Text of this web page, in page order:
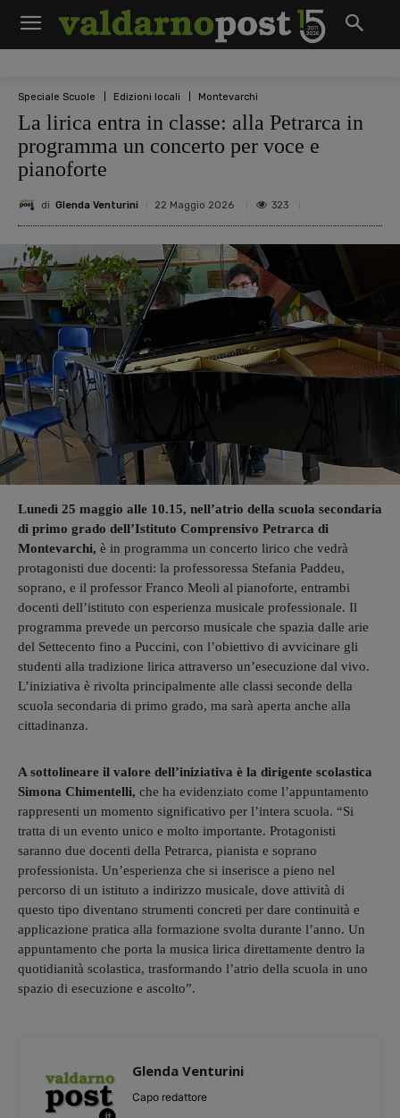
Speciale Scuole Edizioni locali Montevarchi
La lirica entra in classe: alla Petrarca in
programma un concerto per voce e
pianoforte
di Glenda Venturini 22 Maggio 2026 323
Lunedì 25 maggio alle 10.15, nell’atrio della scuola secondaria
di primo grado dell’Istituto Comprensivo Petrarca di
Montevarchi, è in programma un concerto lirico che vedrà
protagonisti due docenti: la professoressa Stefania Paddeu,
soprano, e il professor Franco Meoli al pianoforte, entrambi
docenti dell’istituto con esperienza musicale professionale. Il
programma prevede un percorso musicale che spazia dalle arie
del Settecento fino a Puccini, con l’obiettivo di avvicinare gli
studenti alla tradizione lirica attraverso un’esecuzione dal vivo.
L’iniziativa è rivolta principalmente alle classi seconde della
scuola secondaria di primo grado, ma sarà aperta anche alla
cittadinanza.
A sottolineare il valore dell’iniziativa è la dirigente scolastica
Simona Chimentelli, che ha evidenziato come l’appuntamento
rappresenti un momento significativo per l’intera scuola. “Si
tratta di un evento unico e molto importante. Protagonisti
saranno due docenti della Petrarca, pianista e soprano
professionista. Un’esperienza che si inserisce a pieno nel
percorso di un istituto a indirizzo musicale, dove attività di
questo tipo diventano strumenti concreti per dare continuità e
applicazione pratica alla formazione svolta durante l’anno. Un
appuntamento che porta la musica lirica direttamente dentro la
quotidianità scolastica, trasformando l’atrio della scuola in uno
spazio di esecuzione e ascolto”.
Glenda Venturini
Capo redattore